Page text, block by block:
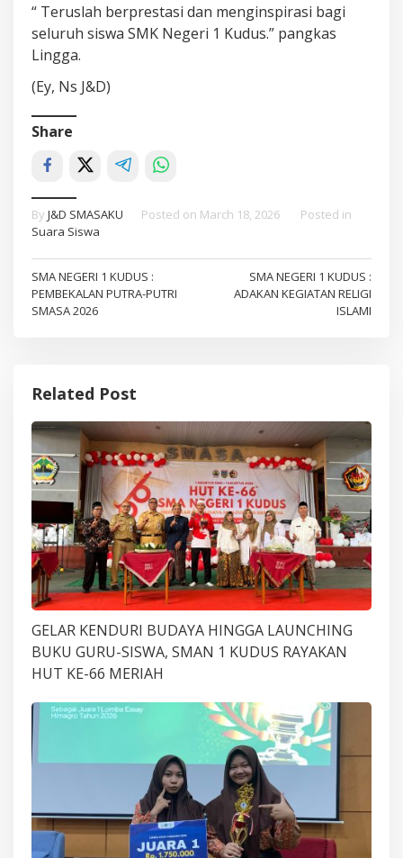
“ Teruslah berprestasi dan menginspirasi bagi
seluruh siswa SMK Negeri 1 Kudus.” pangkas
Lingga.
(Ey, Ns J&D)
Share
By J&D SMASAKU Posted on March 18, 2026
Posted in
Suara Siswa
Post
navigation
SMA NEGERI 1 KUDUS :
PEMBEKALAN PUTRA-PUTRI
SMASA 2026
SMA NEGERI 1 KUDUS :
ADAKAN KEGIATAN RELIGI
ISLAMI
Related Post
GELAR KENDURI BUDAYA HINGGA LAUNCHING
BUKU GURU-SISWA, SMAN 1 KUDUS RAYAKAN
HUT KE-66 MERIAH